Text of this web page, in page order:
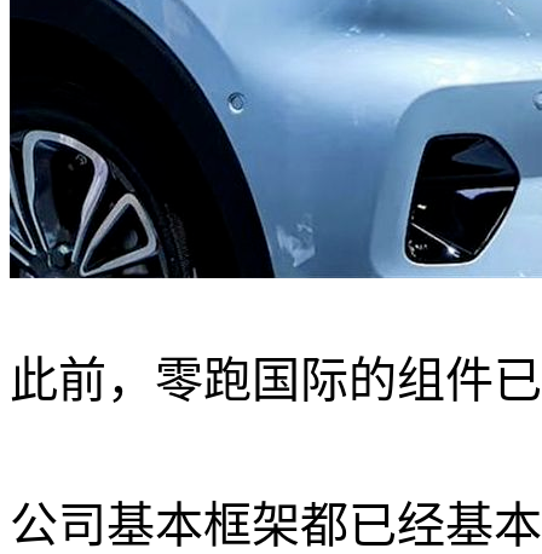
此前，零跑国际的组件
公司基本框架都已经基